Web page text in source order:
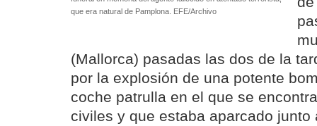
que era natural de Pamplona. EFE/Archivo
(Mallorca) pasadas las dos de la
por la explosión de una potente
coche patrulla en el que se
civiles y que estaba aparcado junto